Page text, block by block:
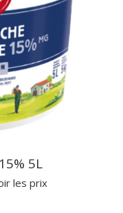
5L
les prix